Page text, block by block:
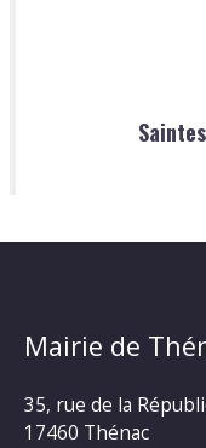
Mairie de
35, rue de la
17460 Thénac